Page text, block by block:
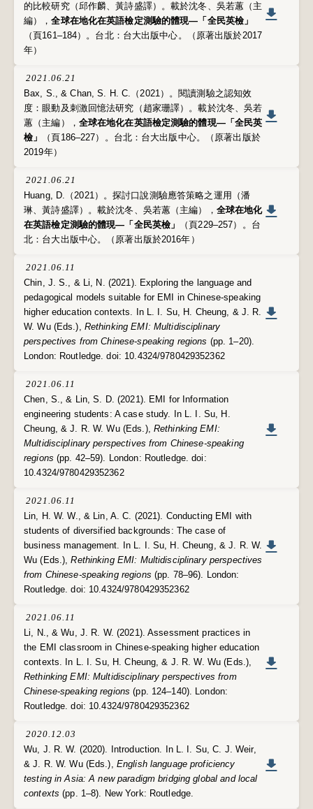
的比較研究（邱作麟、黃詩盛譯）。載於沈冬、吳若蕙（主
編），全球在地化在英語檢定測驗的體現—「全民英檢」
（頁161–184）。台北：台大出版中心。（原著出版於2017
年）
2021.06.21
Bax, S., & Chan, S. H. C.（2021）。閱讀測驗之認知效
度：眼動及刺激回憶法研究（趙家珊譯）。載於沈冬、吳若
蕙（主編）， 全球在地化在英語檢定測驗的體現—「全民英
檢」
（頁186–227）。台北：台大出版中心。（原著出版於
2019年）
2021.06.21
Huang, D.（2021）。探討口說測驗應答策略之運用（潘
琳、黃詩盛譯）。載於沈冬、吳若蕙（主編）， 全球在地化
在英語檢定測驗的體現—「全民英檢」
（頁229–257）。台
北：台大出版中心。（原著出版於2016年）
2021.06.11
Chin, J. S., & Li, N. (2021). Exploring the language and
pedagogical models suitable for EMI in Chinese-speaking
higher education contexts. In L. I. Su, H. Cheung, & J. R.
W. Wu (Eds.), Rethinking EMI: Multidisciplinary
perspectives from Chinese-speaking regions (pp. 1–20).
London: Routledge. doi: 10.4324/9780429352362
2021.06.11
Chen, S., & Lin, S. D. (2021). EMI for Information
engineering students: A case study. In L. I. Su, H.
Cheung, & J. R. W. Wu (Eds.), Rethinking EMI:
Multidisciplinary perspectives from Chinese-speaking
regions (pp. 42–59). London: Routledge. doi:
10.4324/9780429352362
2021.06.11
Lin, H. W. W., & Lin, A. C. (2021). Conducting EMI with
students of diversified backgrounds: The case of
business management. In L. I. Su, H. Cheung, & J. R. W.
Wu (Eds.),Rethinking EMI: Multidisciplinary perspectives
from Chinese-speaking regions (pp. 78–96). London:
Routledge. doi: 10.4324/9780429352362
2021.06.11
Li, N., & Wu, J. R. W. (2021). Assessment practices in
the EMI classroom in Chinese-speaking higher education
contexts. In L. I. Su, H. Cheung, & J. R. W. Wu (Eds.),
Rethinking EMI: Multidisciplinary perspectives from
Chinese-speaking regions (pp. 124–140). London:
Routledge. doi: 10.4324/9780429352362
2020.12.03
Wu, J. R. W. (2020). Introduction. In L. I. Su, C. J. Weir,
& J. R. W. Wu (Eds.), English language proficiency
testing in Asia: A new paradigm bridging global and local
contexts (pp. 1–8). New York: Routledge.